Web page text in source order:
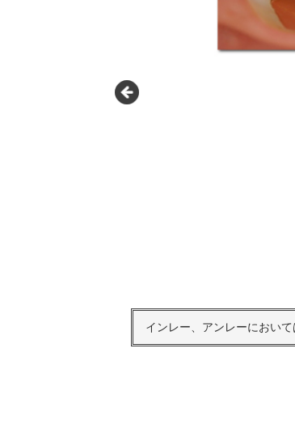
インレー、アンレーにおい